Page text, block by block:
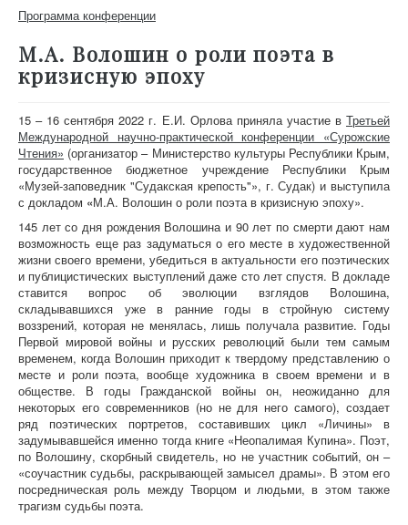
Программа конференции
М.А. Волошин о роли поэта в
кризисную эпоху
15 – 16 сентября 2022 г. Е.И. Орлова приняла участие в Третьей
Международной научно-практической конференции «Сурожские
Чтения» (организатор – Министерство культуры Республики Крым,
государственное бюджетное учреждение Республики Крым
«Музей-заповедник "Судакская крепость"», г. Судак) и выступила
с докладом «М.А. Волошин о роли поэта в кризисную эпоху».
145 лет со дня рождения Волошина и 90 лет по смерти дают нам
возможность еще раз задуматься о его месте в художественной
жизни своего времени, убедиться в актуальности его поэтических
и публицистических выступлений даже сто лет спустя. В докладе
ставится вопрос об эволюции взглядов Волошина,
складывавшихся уже в ранние годы в стройную систему
воззрений, которая не менялась, лишь получала развитие. Годы
Первой мировой войны и русских революций были тем самым
временем, когда Волошин приходит к твердому представлению о
месте и роли поэта, вообще художника в своем времени и в
обществе. В годы Гражданской войны он, неожиданно для
некоторых его современников (но не для него самого), создает
ряд поэтических портретов, составивших цикл «Личины» в
задумывавшейся именно тогда книге «Неопалимая Купина». Поэт,
по Волошину, скорбный свидетель, но не участник событий, он –
«соучастник судьбы, раскрывающей замысел драмы». В этом его
посредническая роль между Творцом и людьми, в этом также
трагизм судьбы поэта.